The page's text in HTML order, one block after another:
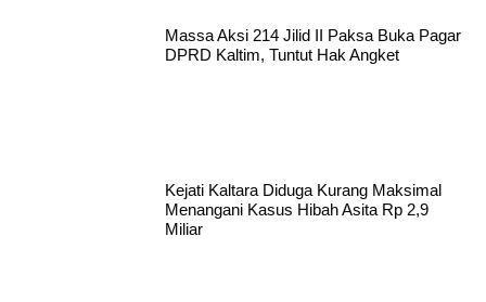
Massa Aksi 214 Jilid II Paksa Buka Pagar
DPRD Kaltim, Tuntut Hak Angket
Kejati Kaltara Diduga Kurang Maksimal
Menangani Kasus Hibah Asita Rp 2,9
Miliar